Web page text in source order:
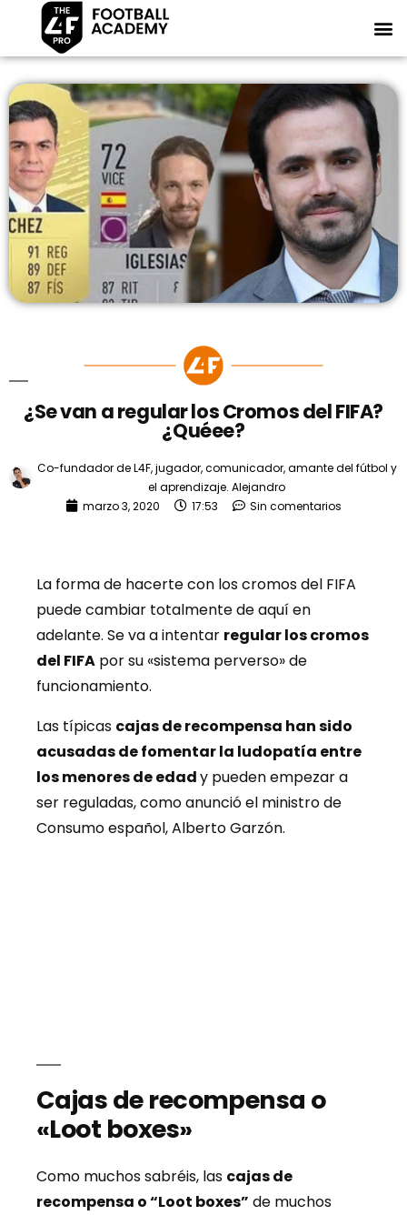
¿Se van a regular los Cromos del FIFA?
¿Quéee?
Co-fundador de L4F, jugador, comunicador, amante del fútbol y
el aprendizaje. Alejandro
marzo 3, 2020
17:53 Sin comentarios
La forma de hacerte con los cromos del FIFA
puede cambiar totalmente de aquí en
adelante. Se va a intentar regular los cromos
del FIFA por su «sistema perverso» de
funcionamiento.
Las típicas cajas de recompensa han sido
acusadas de fomentar la ludopatía entre
los menores de edady pueden empezar a
ser reguladas, como anunció el ministro de
Consumo español, Alberto Garzón.
Cajas de recompensa o
«Loot boxes»
Como muchos sabréis, las cajas de
recompensa o “Loot boxes” de muchos